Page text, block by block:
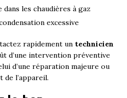
les chaudières à gaz
excessive
rapidement un technicien
d’une intervention préventive
d’une réparation majeure ou
de l’appareil.